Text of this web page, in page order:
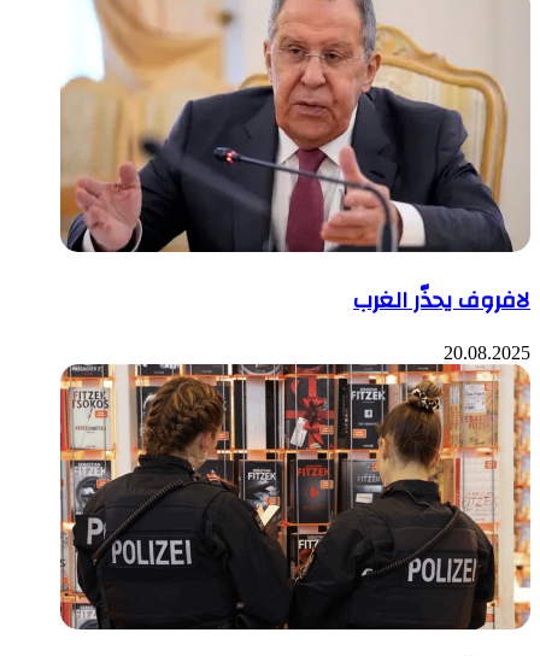
لافروف يحذّر الغرب
20.08.2025